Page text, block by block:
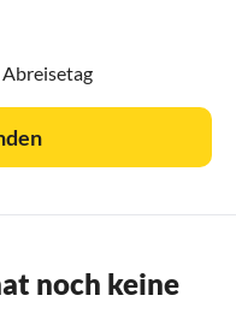
Abreisetag
noch keine